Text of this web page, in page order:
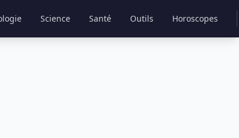
Science Santé Outils Horoscopes